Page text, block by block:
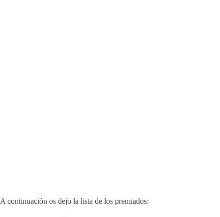
A continuación os dejo la lista de los premiados: